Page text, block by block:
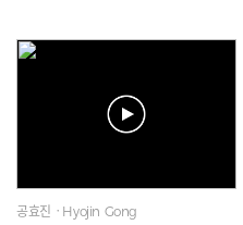
공효진ㆍHyojin Gong